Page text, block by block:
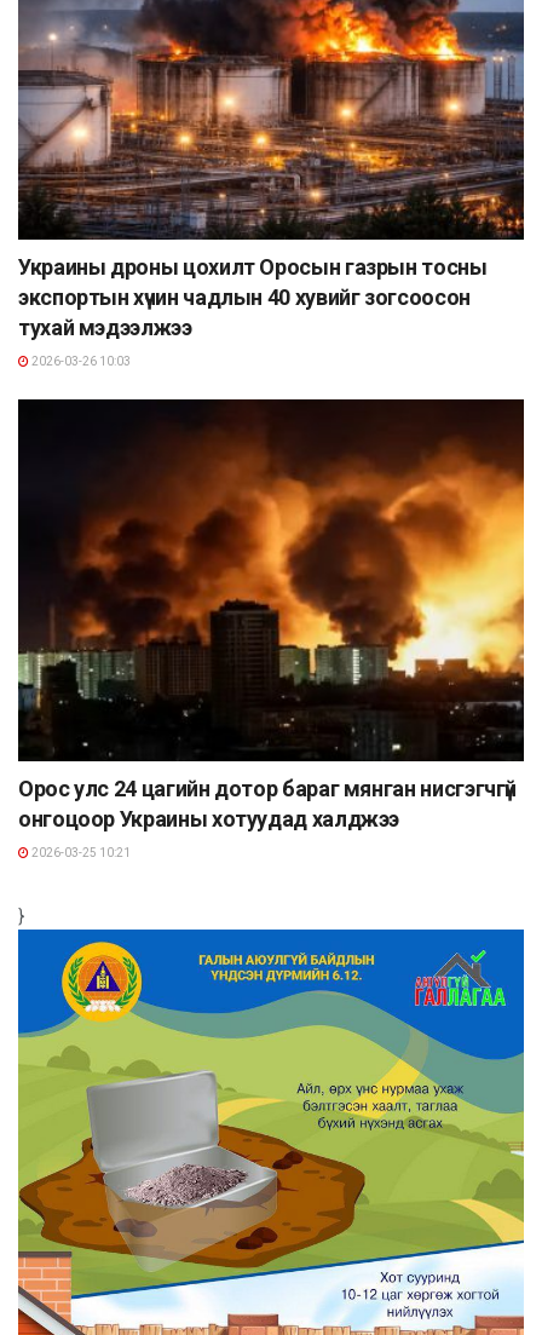
Украины дроны цохилт Оросын газрын тосны
экспортын хүчин чадлын 40 хувийг зогсоосон
тухай мэдээлжээ
2026-03-26 10:03
Орос улс 24 цагийн дотор бараг мянган нисгэгчгүй
онгоцоор Украины хотуудад халджээ
2026-03-25 10:21
}